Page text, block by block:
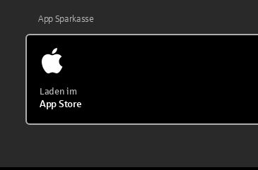
App Sparkasse
Laden im
App Store